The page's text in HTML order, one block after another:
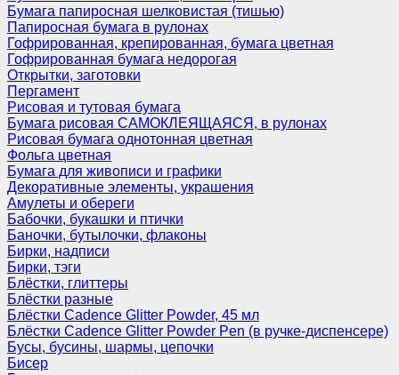
Бумага папиросная шелковистая (тишью)
Папиросная бумага в рулонах
Гофрированная, крепированная, бумага цветная
Гофрированная бумага недорогая
Открытки, заготовки
Пергамент
Рисовая и тутовая бумага
Бумага рисовая САМОКЛЕЯЩАЯСЯ, в рулонах
Рисовая бумага однотонная цветная
Фольга цветная
Бумага для живописи и графики
Декоративные элементы, украшения
Амулеты и обереги
Бабочки, букашки и птички
Баночки, бутылочки, флаконы
Бирки, надписи
Бирки, тэги
Блёстки, глиттеры
Блёстки разные
Блёстки Cadence Glitter Powder, 45 мл
Блёстки Cadence Glitter Powder Pen (в ручке-диспенсере)
Бусы, бусины, шармы, цепочки
Бисер